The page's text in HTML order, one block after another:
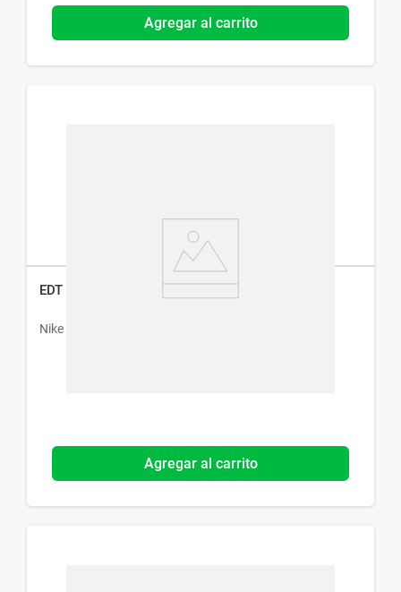
Agregar al carrito
EDT Nike Ultra Blue Man x 100 ml
Nike
Agregar al carrito